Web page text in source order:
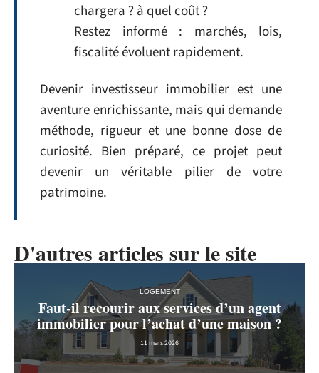
chargera ? à quel coût ?
Restez informé : marchés, lois,
fiscalité évoluent rapidement.
Devenir investisseur immobilier est une
aventure enrichissante, mais qui demande
méthode, rigueur et une bonne dose de
curiosité. Bien préparé, ce projet peut
devenir un véritable pilier de votre
patrimoine.
D'autres articles sur le site
LOGEMENT
Faut-il recourir aux services d’un agent
immobilier pour l’achat d’une maison ?
11 mars 2026